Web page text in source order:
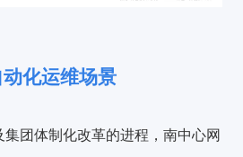
化运维场景
团体制化改革的进程，南中心网